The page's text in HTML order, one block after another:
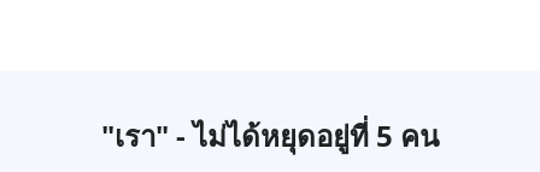
"เรา" - ไม่ได้หยุดอยู่ที่ 5 คน